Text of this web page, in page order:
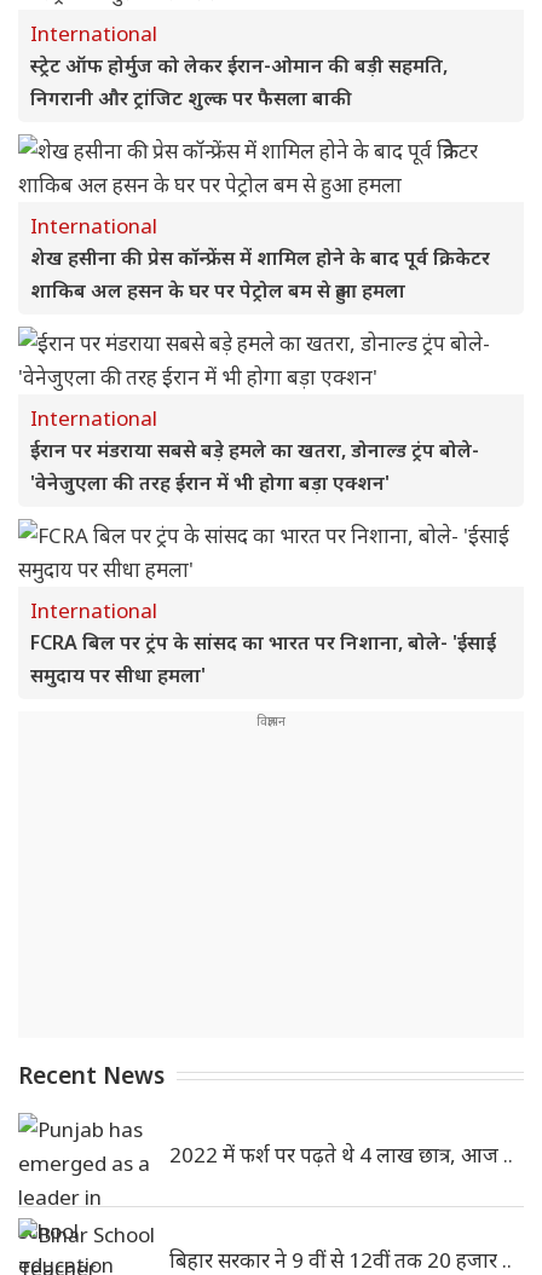
International
स्ट्रेट ऑफ होर्मुज को लेकर ईरान-ओमान की बड़ी सहमति,
निगरानी और ट्रांजिट शुल्क पर फैसला बाकी
International
शेख हसीना की प्रेस कॉन्फ्रेंस में शामिल होने के बाद पूर्व क्रिकेटर
शाकिब अल हसन के घर पर पेट्रोल बम से हुआ हमला
International
ईरान पर मंडराया सबसे बड़े हमले का खतरा, डोनाल्ड ट्रंप बोले-
'वेनेजुएला की तरह ईरान में भी होगा बड़ा एक्शन'
International
FCRA बिल पर ट्रंप के सांसद का भारत पर निशाना, बोले- 'ईसाई
समुदाय पर सीधा हमला'
Recent News
2022 में फर्श पर पढ़ते थे 4 लाख छात्र, आज ..
बिहार सरकार ने 9 वीं से 12वीं तक 20 हजार ..